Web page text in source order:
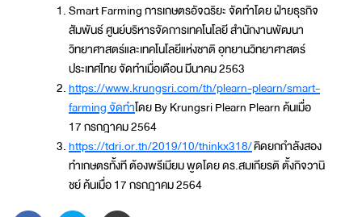
Smart Farming การเกษตรอัจฉริยะ จัดทำโดย ฝ่ายธุรกิจ
สัมพันธ์ ศูนย์บริหารจัดการเทคโนโลยี สำนักงานพัฒนา
วิทยาศาสตร์และเทคโนโลยีแห่งชาติ อุทยานวิทยาศาสตร์
ประเทศไทย จัดทำเมื่อเดือน มีีนาคม 2563
https://www.krungsri.com/th/plearn-plearn/smart-
farming จัดทำโดย By Krungsri Plearn Plearn ค้นเมื่อ
17 กรกฎาคม 2564
https://tdri.or.th/2019/10/thinkx318/คิดยกกำลังสอง
ทำเกษตรทั้งที ต้องพรีเมียม พูดโดย ดร.สมเกียรติ ตั้งกิจวานิ
ชย์ ค้นเมื่อ 17 กรกฎาคม 2564